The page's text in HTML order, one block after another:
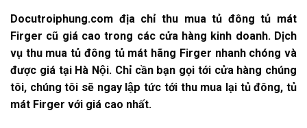
Docutroiphung.com địa chỉ thu mua tủ đông tủ mát
Firger cũ giá cao trong các cửa hàng kinh doanh. Dịch
vụ thu mua tủ đông tủ mát hãng Firger nhanh chóng và
được giá tại Hà Nội. Chỉ cần bạn gọi tới cửa hàng chúng
tôi, chúng tôi sẽ ngay lập tức tới thu mua lại tủ đông, tủ
mát Firger với giá cao nhất.